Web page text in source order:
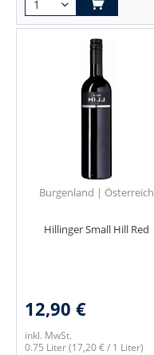
Burgenland | Österreich
Hillinger Small Hill Red
12,90 €
inkl. MwSt.
0.75 Liter(17,20 € / 1 Liter)